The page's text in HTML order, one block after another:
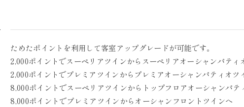
ためたポイントを利用して客室アップグレードが可能です。
2,000ポイントでスーペリアツインからスーペリアオーシャンパティ
2,000ポイントでプレミアツインからプレミアオーシャンパティオツ
8,000ポイントでスーペリアツインからトップフロアオーシャンパテ
8,000ポイントでプレミアツインからオーシャンフロントツインへ